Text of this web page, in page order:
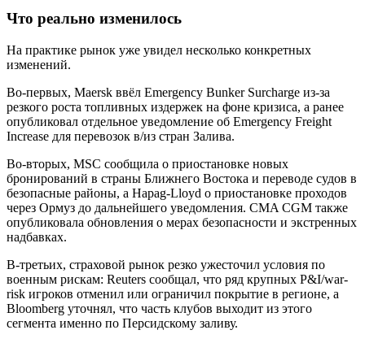
Что реально изменилось
На практике рынок уже увидел несколько конкретных
изменений.
Во-первых, Maersk ввёл Emergency Bunker Surcharge из-за
резкого роста топливных издержек на фоне кризиса, а ранее
опубликовал отдельное уведомление об Emergency Freight
Increase для перевозок в/из стран Залива.
Во-вторых, MSC сообщила о приостановке новых
бронирований в страны Ближнего Востока и переводе судов в
безопасные районы, а Hapag-Lloyd о приостановке проходов
через Ормуз до дальнейшего уведомления. CMA CGM также
опубликовала обновления о мерах безопасности и экстренных
надбавках.
В-третьих, страховой рынок резко ужесточил условия по
военным рискам: Reuters сообщал, что ряд крупных P&I/war-
risk игроков отменил или ограничил покрытие в регионе, а
Bloomberg уточнял, что часть клубов выходит из этого
сегмента именно по Персидскому заливу.